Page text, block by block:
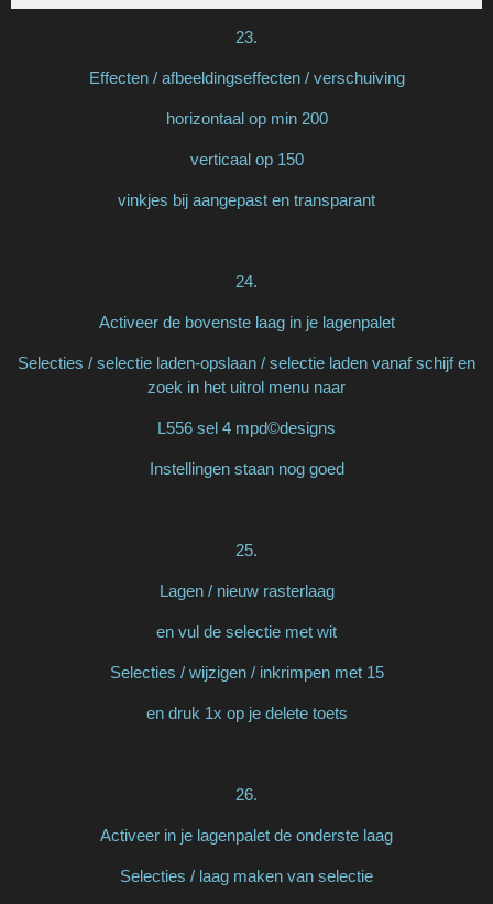
23.
Effecten / afbeeldingseffecten / verschuiving
horizontaal op min 200
verticaal op 150
vinkjes bij aangepast en transparant
24.
Activeer de bovenste laag in je lagenpalet
Selecties / selectie laden-opslaan / selectie laden vanaf schijf en
zoek in het uitrol menu naar
L556 sel 4 mpd©designs
Instellingen staan nog goed
25.
Lagen / nieuw rasterlaag
en vul de selectie met wit
Selecties / wijzigen / inkrimpen met 15
en druk 1x op je delete toets
26.
Activeer in je lagenpalet de onderste laag
Selecties / laag maken van selectie